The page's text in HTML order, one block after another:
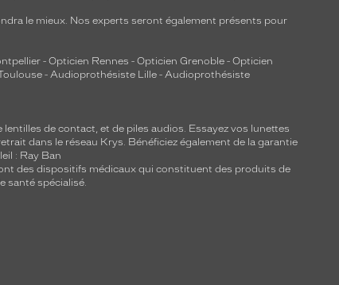
le mieux. Nos experts seront également présents pour
- Opticien Rennes - Opticien Grenoble - Opticien
- Audioprothésiste Lille - Audioprothésiste
lentilles de contact, et de piles audios. Essayez vos lunettes
dans le réseau Krys. Bénéficiez également de la garantie
: Ray Ban
des dispositifs médicaux qui constituent des produits de
santé spécialisé.